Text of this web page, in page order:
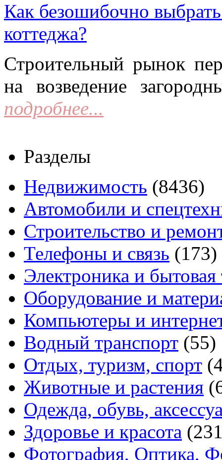
Как безошибочно
коттеджа?
Строительный рынок
на возведение
подробнее...
Разделы
Недвижимость (8436)
Автомобили и
Строительство и
Телефоны и связь (173)
Электроника и бытовая
Оборудование и
Компьютеры и
Водный транспорт (55)
Отдых, туризм, спорт
Животные и растения
Одежда, обувь,
Здоровье и красота
Фотография, Оптика,